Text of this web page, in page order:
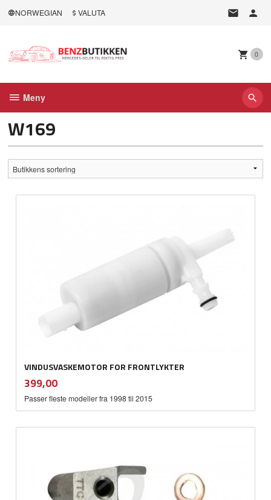
NORWEGIAN VALUTA
0
Meny
W169
VINDUSVASKEMOTOR FOR FRONTLYKTER
Pris
399,00mva.
Passer fleste modeller fra 1998 til 2015